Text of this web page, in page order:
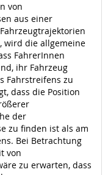
von
aus einer
wird die allgemeine
FahrerInnen
ihr Fahrzeug
Fahrstreifens zu
dass die Position
der
zu finden ist als am
Bei Betrachtung
von
zu erwarten, dass